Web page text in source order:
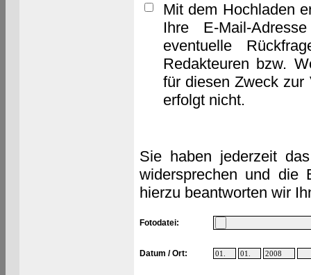
Mit dem Hochladen
Ihre E-Mail-
eventuelle
Redakteuren bzw.
für diesen Zweck zur
erfolgt nicht.
Sie haben jederzeit
widersprechen und die
hierzu beantworten wir
Fotodatei:
Datum / Ort: